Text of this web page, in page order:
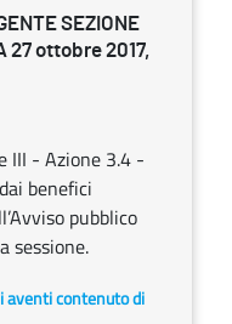
SEZIONE
27 ottobre 2017,
III - Azione 3.4 -
benefici
pubblico
sessione.
aventi contenuto di